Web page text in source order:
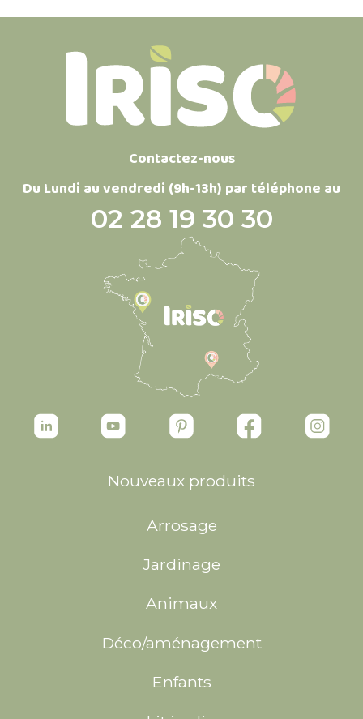
Contactez-nous
Du Lundi au vendredi (9h-13h) par téléphone au
02 28 19 30 30
Nouveaux produits
Arrosage
Jardinage
Animaux
Déco/aménagement
Enfants